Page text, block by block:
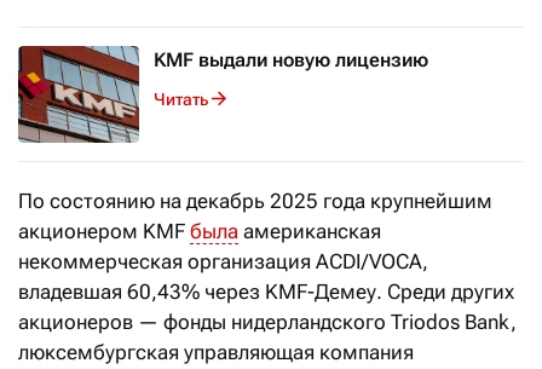
KMF выдали новую лицензию
Читать
По состоянию на декабрь 2025 года крупнейшим
акционером KMF была американская
некоммерческая организация ACDI/VOCA,
владевшая 60,43% через KMF-Демеу. Среди других
акционеров — фонды нидерландского Triodos Bank,
люксембургская управляющая компания